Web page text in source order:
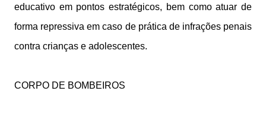
educativo em pontos estratégicos, bem como atuar de
forma repressiva em caso de prática de infrações penais
contra crianças e adolescentes.
CORPO DE BOMBEIROS